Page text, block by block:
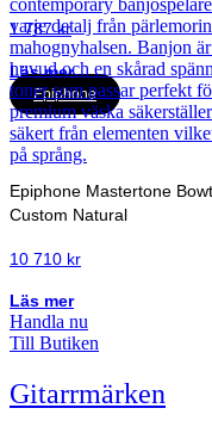
1 787kr
Läs mer
Epiphone
Epiphone Mastertone
Custom Natural
10 710 kr
Läs mer
Handla nu
Till Butiken
Gitarrmärken